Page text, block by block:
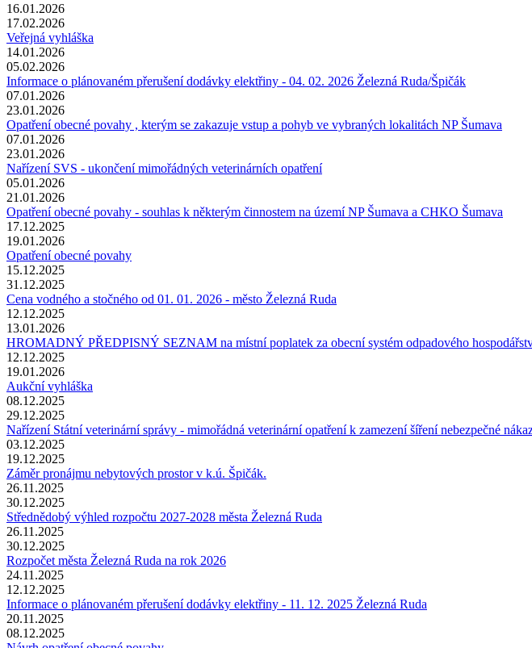
16.01.2026
17.02.2026
Veřejná vyhláška
14.01.2026
05.02.2026
Informace o plánovaném přerušení dodávky elektřiny - 04. 02. 2026 Železná Ruda/Špičák
07.01.2026
23.01.2026
Opatření obecné povahy , kterým se zakazuje vstup a pohyb ve vybraných lokalitách NP Šumava
07.01.2026
23.01.2026
Nařízení SVS - ukončení mimořádných veterinárních opatření
05.01.2026
21.01.2026
Opatření obecné povahy - souhlas k některým činnostem na území NP Šumava a CHKO Šumava
17.12.2025
19.01.2026
Opatření obecné povahy
15.12.2025
31.12.2025
Cena vodného a stočného od 01. 01. 2026 - město Železná Ruda
12.12.2025
13.01.2026
HROMADNÝ PŘEDPISNÝ SEZNAM na místní poplatek za obecní systém odpadového
12.12.2025
19.01.2026
Aukční vyhláška
08.12.2025
29.12.2025
Nařízení Státní veterinární správy - mimořádná veterinární opatření k zamezení šíření nebezpečné
03.12.2025
19.12.2025
Záměr pronájmu nebytových prostor v k.ú. Špičák.
26.11.2025
30.12.2025
Střednědobý výhled rozpočtu 2027-2028 města Železná Ruda
26.11.2025
30.12.2025
Rozpočet města Železná Ruda na rok 2026
24.11.2025
12.12.2025
Informace o plánovaném přerušení dodávky elektřiny - 11. 12. 2025 Železná Ruda
20.11.2025
08.12.2025